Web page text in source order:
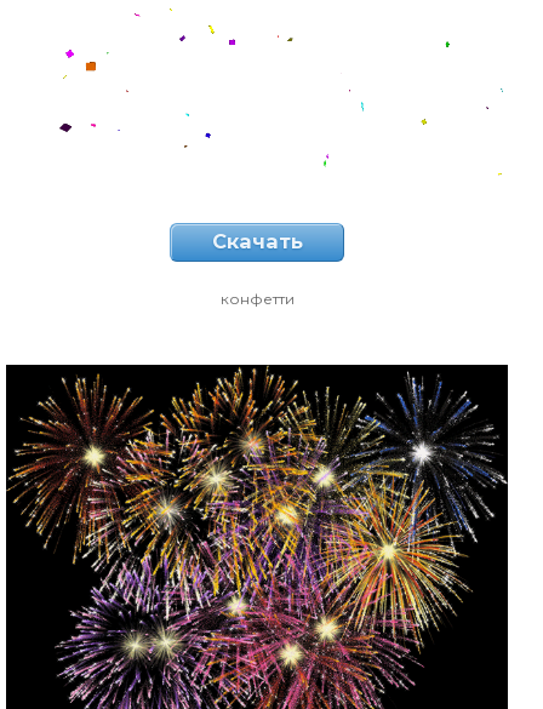
Скачать
конфетти